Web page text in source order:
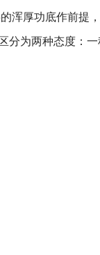
浑厚功底作前提
分为两种态度：